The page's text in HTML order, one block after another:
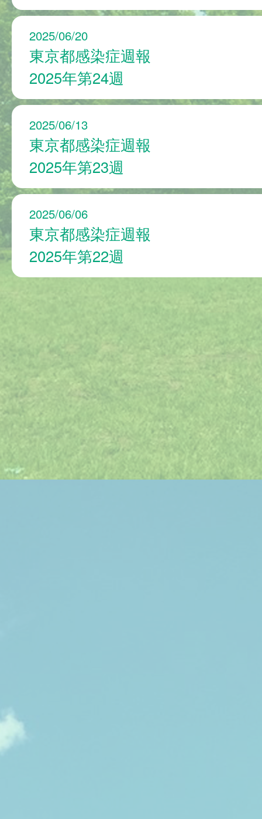
2025/06/20
東京都感染症週報
2025年第24週
2025/06/13
東京都感染症週報
2025年第23週
2025/06/06
東京都感染症週報
2025年第22週